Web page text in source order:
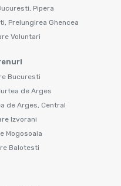
Pipera
Prelungirea Ghencea
Voluntari
Bucuresti
de Arges
de Arges, Central
Izvorani
Mogosoaia
Balotesti